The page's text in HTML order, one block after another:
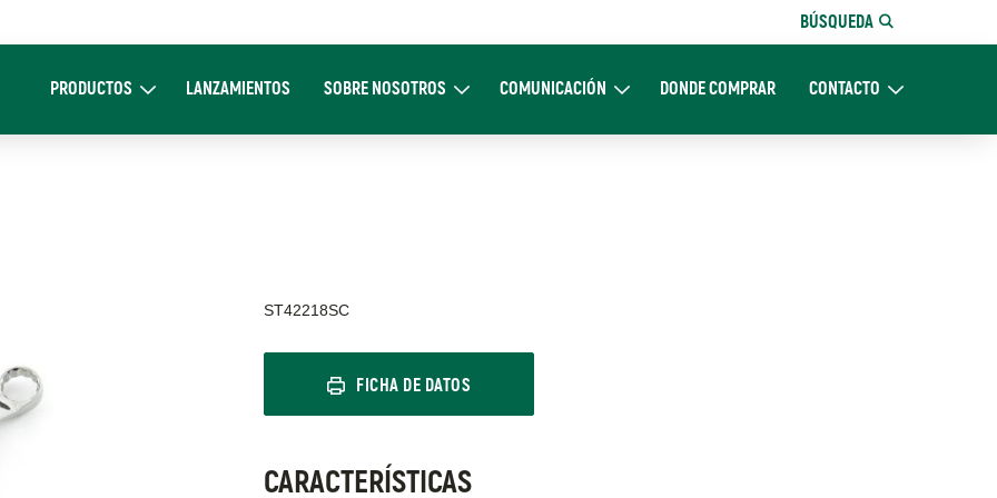
BÚSQUEDA
navigation
PRODUCTOSExpand ProductosLANZAMIENTOS SOBRE NOSOTROSExpand Sobre NosotrosCOMUNICACIÓNExpand ComunicaciónDONDE COMPRAR CONTACTOExpand CONTACTO
ST42218SC
FICHA DE DATOS
CARACTERÍSTICAS